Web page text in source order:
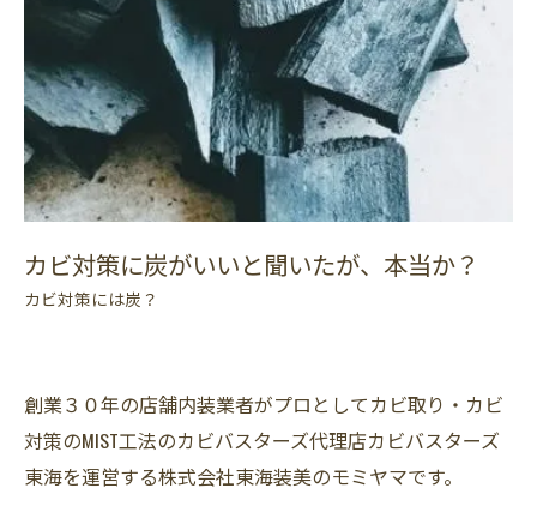
カビ対策に炭がいいと聞いたが、本当か？
カビ対策には炭？
創業３０年の店舗内装業者がプロとしてカビ取り・カビ
対策のMIST工法のカビバスターズ代理店カビバスターズ
東海を運営する株式会社東海装美のモミヤマです。